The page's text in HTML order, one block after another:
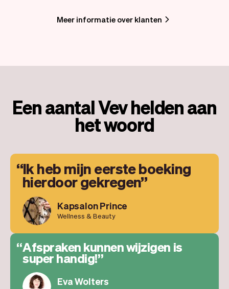
Meer informatie over klanten
Een aantal Vev helden aan
het woord
Ik heb mijn eerste boeking
hierdoor gekregen
Kapsalon Prince
Wellness & Beauty
Afspraken kunnen wijzigen is
super handig!
Eva Wolters